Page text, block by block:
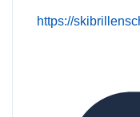
https://